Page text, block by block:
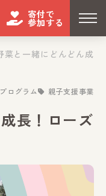
寄付で
参加する
菜と一緒にどんどん成
ログラム 親子支援事業
長！ローズ